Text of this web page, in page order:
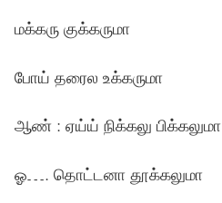
மக்கரு குக்கருமா
போய் தரைல உக்கருமா
ஆண் : ஏய்ய் நிக்கலு பிக்கலுமா
ஓ…. தொட்டனா தூக்கலுமா